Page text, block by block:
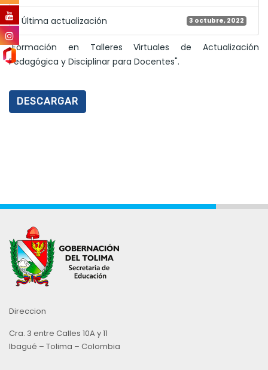
Última actualización 3 octubre, 2022
"Formación en Talleres Virtuales de Actualización
Pedagógica y Disciplinar para Docentes".
DESCARGAR
Direccion
Cra. 3 entre Calles 10A y 11
Ibagué – Tolima – Colombia